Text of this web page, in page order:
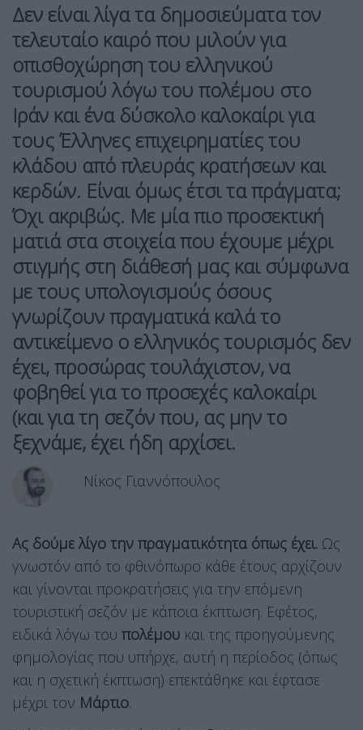
Δεν είναι λίγα τα δημοσιεύματα τον
τελευταίο καιρό που μιλούν για
οπισθοχώρηση του ελληνικού
τουρισμού λόγω του πολέμου στο
Ιράν και ένα δύσκολο καλοκαίρι για
τους Έλληνες επιχειρηματίες του
κλάδου από πλευράς κρατήσεων και
κερδών. Είναι όμως έτσι τα πράγματα;
Όχι ακριβώς. Με μία πιο προσεκτική
ματιά στα στοιχεία που έχουμε μέχρι
στιγμής στη διάθεσή μας και σύμφωνα
με τους υπολογισμούς όσους
γνωρίζουν πραγματικά καλά το
αντικείμενο ο ελληνικός τουρισμός δεν
έχει, προσώρας τουλάχιστον, να
φοβηθεί για το προσεχές καλοκαίρι
(και για τη σεζόν που, ας μην το
ξεχνάμε, έχει ήδη αρχίσει.
Νίκος Γιαννόπουλος
Ας δούμε λίγο την πραγματικότητα όπως έχει. Ως
γνωστόν από το φθινόπωρο κάθε έτους αρχίζουν
και γίνονται προκρατήσεις για την επόμενη
τουριστική σεζόν με κάποια έκπτωση. Εφέτος,
ειδικά λόγω του πολέμου και της προηγούμενης
φημολογίας που υπήρχε, αυτή η περίοδος (όπως
και η σχετική έκπτωση) επεκτάθηκε και έφτασε
μέχρι τον Μάρτιο.